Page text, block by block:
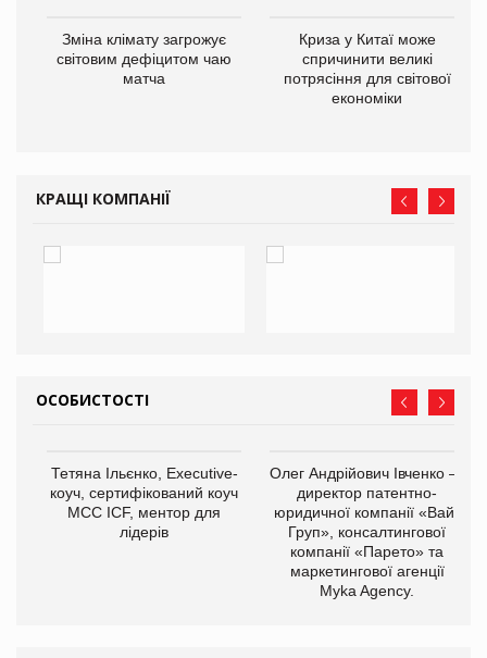
Зміна клімату загрожує
світовим дефіцитом чаю
матча
Криза у Китаї може
спричинити великі
потрясіння для світової
економіки
КРАЩІ КОМПАНІЇ
ОСОБИСТОСТІ
Тетяна Ільєнко, Executive-
коуч, сертифікований коуч
МСС ICF, ментор для
лідерів
Олег Андрійович Івченко —
директор патентно-
юридичної компанії «Вайз
Груп», консалтингової
компанії «Парето» та
маркетингової агенції
Myka Agency.